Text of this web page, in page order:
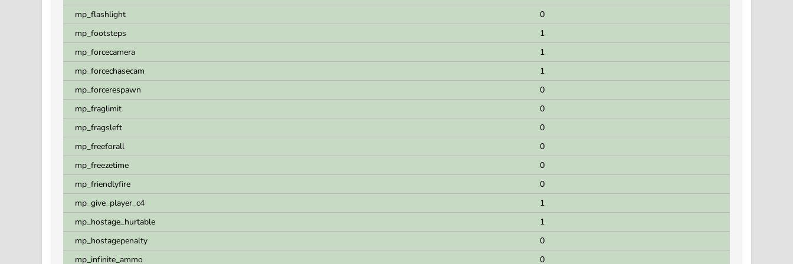
mp_flashlight
0
mp_footsteps
1
mp_forcecamera
1
mp_forcechasecam
1
mp_forcerespawn
0
mp_fraglimit
0
mp_fragsleft
0
mp_freeforall
0
mp_freezetime
0
mp_friendlyfire
0
mp_give_player_c4
1
mp_hostage_hurtable
1
mp_hostagepenalty
0
mp_infinite_ammo
0